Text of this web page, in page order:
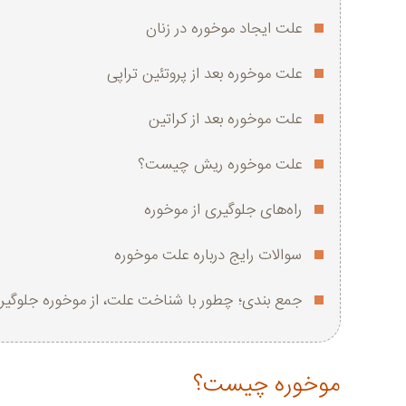
علت ایجاد موخوره در زنان
علت موخوره بعد از پروتئین تراپی
علت موخوره بعد از کراتین
علت موخوره ریش چیست؟
راه‌های جلوگیری از موخوره
سوالات رایج درباره علت موخوره
جمع‌ بندی؛ چطور با شناخت علت، از موخوره
موخوره چیست؟